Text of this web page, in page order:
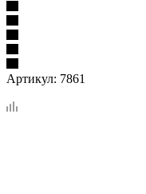
Артикул: 7861